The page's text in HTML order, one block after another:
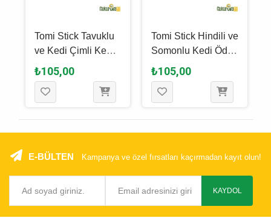
Tomi Stick Tavuklu
ve Kedi Çimli Kedi
Ödül Çubuğu 6 x 5
Gr
₺105,00
Tomi Stick Hindili ve
Somonlu Kedi Ödül
Çubuğu 6 x 5 Gr
₺105,00
E-BÜLTEN Kampanya ve özel fırsatları kaçırmadan kayıt olun!
KAYDOL